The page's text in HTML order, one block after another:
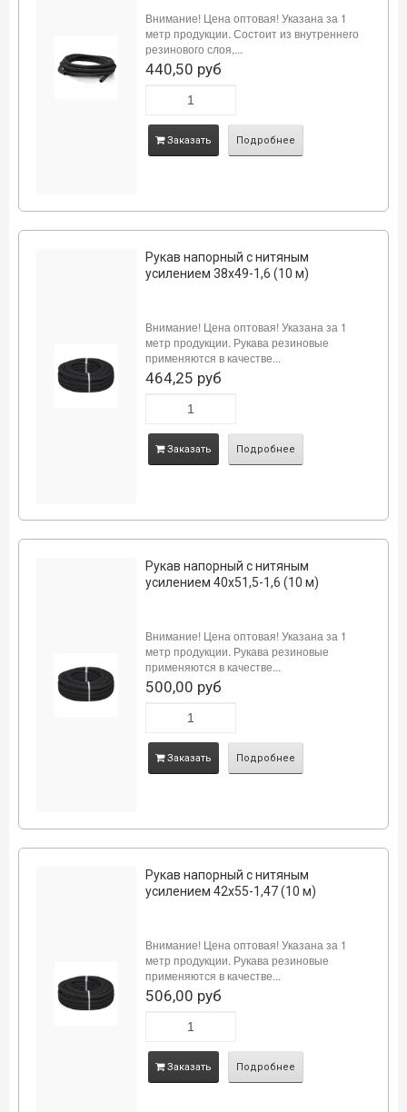
Внимание! Цена оптовая! Указана за 1
метр продукции. Состоит из внутреннего
резинового слоя,...
440,50 руб
Заказать Подробнее
Рукав напорный с нитяным
усилением 38х49-1,6 (10 м)
Внимание! Цена оптовая! Указана за 1
метр продукции. Рукава резиновые
применяются в качестве...
464,25 руб
Заказать Подробнее
Рукав напорный с нитяным
усилением 40х51,5-1,6 (10 м)
Внимание! Цена оптовая! Указана за 1
метр продукции. Рукава резиновые
применяются в качестве...
500,00 руб
Заказать Подробнее
Рукав напорный с нитяным
усилением 42х55-1,47 (10 м)
Внимание! Цена оптовая! Указана за 1
метр продукции. Рукава резиновые
применяются в качестве...
506,00 руб
Заказать Подробнее